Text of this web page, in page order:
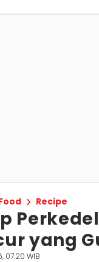
Recipe
yang
07:20 WIB